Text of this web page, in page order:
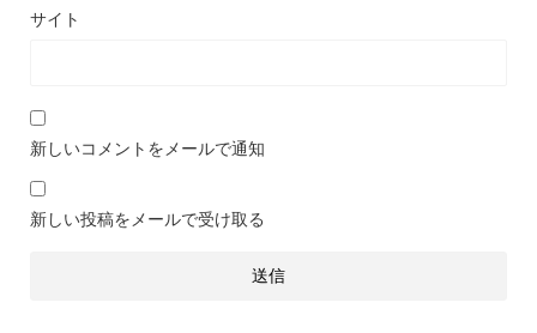
サイト
新しいコメントをメールで通知
新しい投稿をメールで受け取る